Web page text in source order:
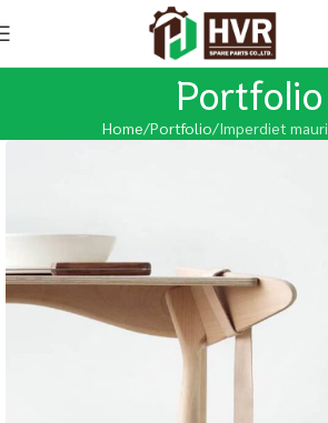
Portfolio
Home Portfolio Imperdiet